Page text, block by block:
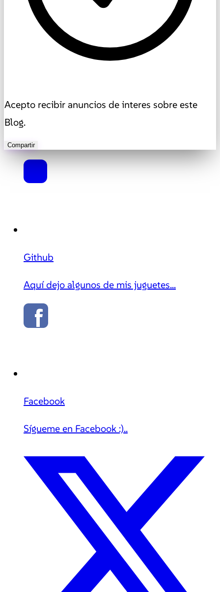
Acepto recibir anuncios de interes sobre este
Blog.
Compartir
Github
Aquí dejo algunos de mis juguetes...
Facebook
Sígueme en Facebook :)..